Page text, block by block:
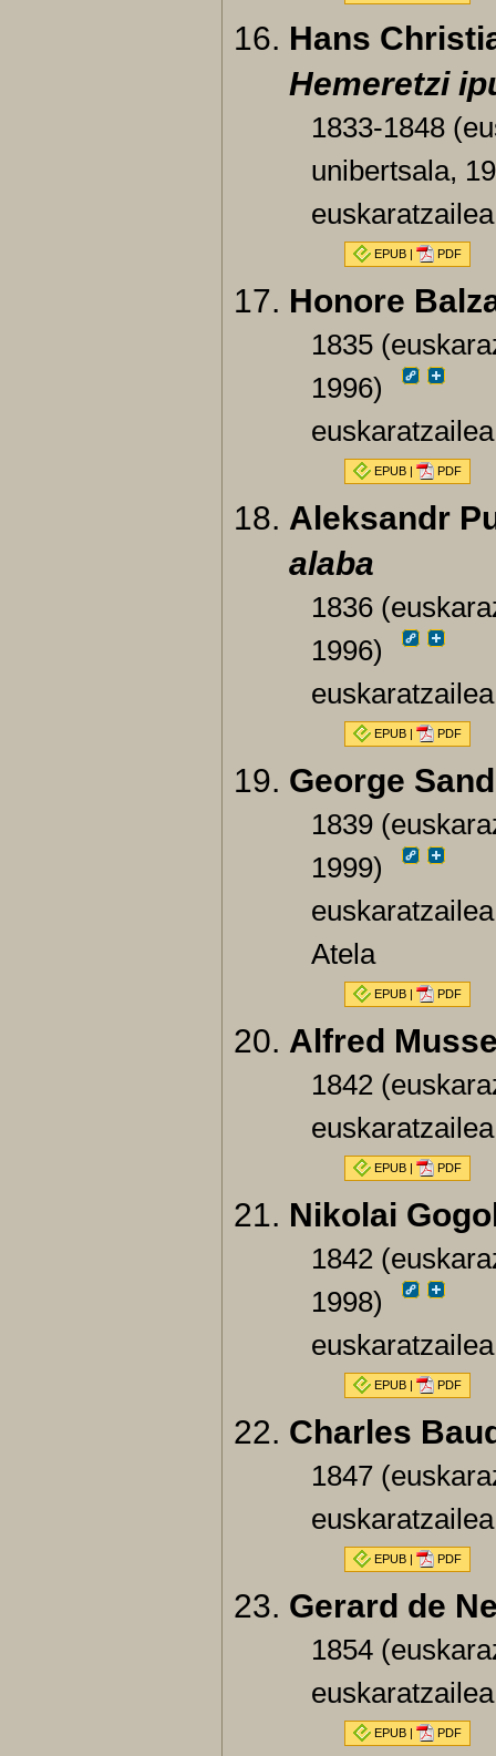
Hans
Hemeretzi
1833-1848
unibertsala,
EPUB| PDF
Honore
1835
1996)
EPUB| PDF
Aleksandr
alaba
1836
1996)
EPUB| PDF
George
1839
1999)
Atela
EPUB| PDF
Alfred
1842
EPUB| PDF
Nikolai
1842
1998)
EPUB| PDF
Charles
1847
EPUB| PDF
Gerard de
1854
EPUB| PDF